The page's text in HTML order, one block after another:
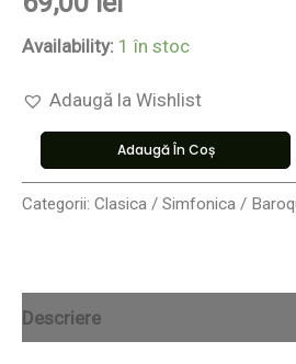
Availability: 1 în stoc
Adaugă la Wishlist
Adaugă În Coș
Categorii: Clasica / Simfonica /
Descriere